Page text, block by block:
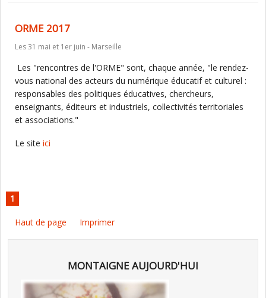
ORME 2017
Les 31 mai et 1er juin - Marseille
Les "rencontres de l'ORME" sont, chaque année, "le rendez-
vous national des acteurs du numérique éducatif et culturel :
responsables des politiques éducatives, chercheurs,
enseignants, éditeurs et industriels, collectivités territoriales
et associations."
Le site ici
1
Haut de page Imprimer
MONTAIGNE AUJOURD'HUI